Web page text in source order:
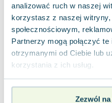
analizować ruch w naszej
korzystasz z naszej
społecznościowym,
Partnerzy mogą połączyć
otrzymanymi od Ciebie lub
korzystania z ich usług.
Zezwól
Janina Zającówna
Eric Helms
Anna Prus (oprac.)
Nela Mała Reporterka
Agnieszka Maciąg
Barbara Wrzesińska
Terry Pratchett